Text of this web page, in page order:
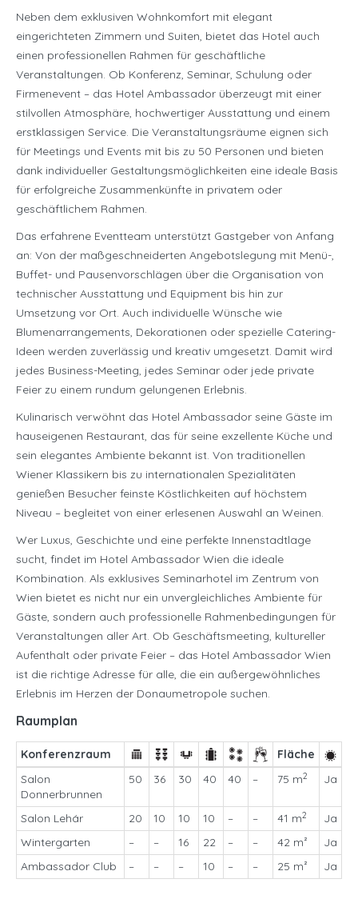
Neben dem exklusiven Wohnkomfort mit elegant
eingerichteten Zimmern und Suiten, bietet das Hotel auch
einen professionellen Rahmen für geschäftliche
Veranstaltungen. Ob Konferenz, Seminar, Schulung oder
Firmenevent – das Hotel Ambassador überzeugt mit einer
stilvollen Atmosphäre, hochwertiger Ausstattung und einem
erstklassigen Service. Die Veranstaltungsräume eignen sich
für Meetings und Events mit bis zu 50 Personen und bieten
dank individueller Gestaltungsmöglichkeiten eine ideale Basis
für erfolgreiche Zusammenkünfte in privatem oder
geschäftlichem Rahmen.
Das erfahrene Eventteam unterstützt Gastgeber von Anfang
an: Von der maßgeschneiderten Angebotslegung mit Menü-,
Buffet- und Pausenvorschlägen über die Organisation von
technischer Ausstattung und Equipment bis hin zur
Umsetzung vor Ort. Auch individuelle Wünsche wie
Blumenarrangements, Dekorationen oder spezielle Catering-
Ideen werden zuverlässig und kreativ umgesetzt. Damit wird
jedes Business-Meeting, jedes Seminar oder jede private
Feier zu einem rundum gelungenen Erlebnis.
Kulinarisch verwöhnt das Hotel Ambassador seine Gäste im
hauseigenen Restaurant, das für seine exzellente Küche und
sein elegantes Ambiente bekannt ist. Von traditionellen
Wiener Klassikern bis zu internationalen Spezialitäten
genießen Besucher feinste Köstlichkeiten auf höchstem
Niveau – begleitet von einer erlesenen Auswahl an Weinen.
Wer Luxus, Geschichte und eine perfekte Innenstadtlage
sucht, findet im Hotel Ambassador Wien die ideale
Kombination. Als exklusives Seminarhotel im Zentrum von
Wien bietet es nicht nur ein unvergleichliches Ambiente für
Gäste, sondern auch professionelle Rahmenbedingungen für
Veranstaltungen aller Art. Ob Geschäftsmeeting, kultureller
Aufenthalt oder private Feier – das Hotel Ambassador Wien
ist die richtige Adresse für alle, die ein außergewöhnliches
Erlebnis im Herzen der Donaumetropole suchen.
Raumplan
Konferenzraum
Fläche
Salon
Donnerbrunnen
50 36 30 40 40 – 75 m2 Ja
Salon Lehár 20 10 10 10 – – 41 m2
Ja
Wintergarten
– – 16 22 – – 42 m²
Ja
Ambassador Club
– – – 10 – – 25 m² Ja